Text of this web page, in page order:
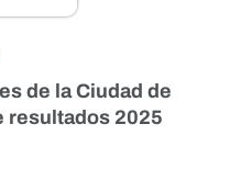
de la Ciudad de
resultados 2025